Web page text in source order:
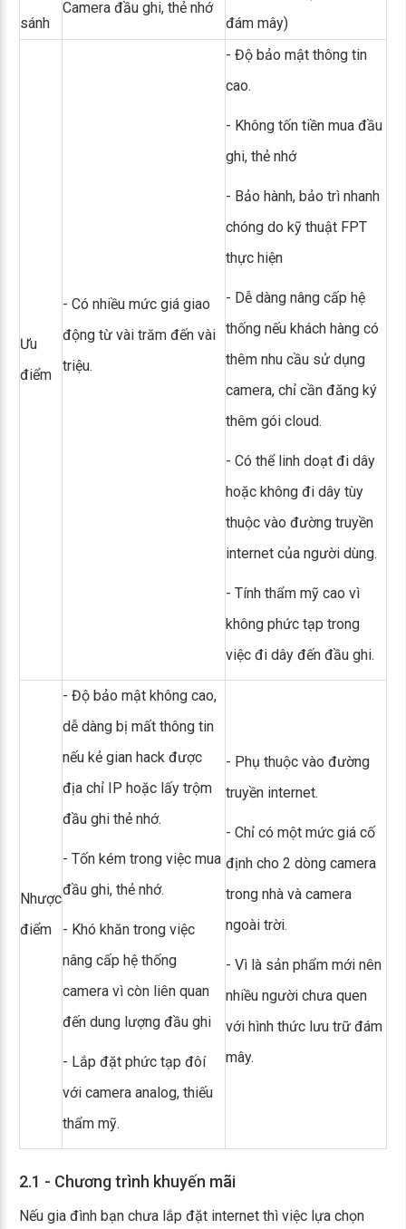
sánh
Camera đầu ghi, thẻ nhớ
đám mây)
Ưu
điểm
- Có nhiều mức giá giao
động từ vài trăm đến vài
triệu.
- Độ bảo mật thông tin
cao.
- Không tốn tiền mua đầu
ghi, thẻ nhớ
- Bảo hành, bảo trì nhanh
chóng do kỹ thuật FPT
thực hiện
- Dễ dàng nâng cấp hệ
thống nếu khách hàng có
thêm nhu cầu sử dụng
camera, chỉ cần đăng ký
thêm gói cloud.
- Có thể linh doạt đi dây
hoặc không đi dây tùy
thuộc vào đường truyền
internet của người dùng.
- Tính thẩm mỹ cao vì
không phức tạp trong
việc đi dây đến đầu ghi.
Nhược
điểm
- Độ bảo mật không cao,
dễ dàng bị mất thông tin
nếu kẻ gian hack được
địa chỉ IP hoặc lấy trộm
đầu ghi thẻ nhớ.
- Tốn kém trong việc mua
đầu ghi, thẻ nhớ.
- Khó khăn trong việc
nâng cấp hệ thống
camera vì còn liên quan
đến dung lượng đầu ghi
- Lắp đặt phức tạp đôí
với camera analog, thiếu
thẩm mỹ.
- Phụ thuộc vào đường
truyền internet.
- Chỉ có một mức giá cố
định cho 2 dòng camera
trong nhà và camera
ngoài trời.
- Vì là sản phẩm mới nên
nhiều người chưa quen
với hình thức lưu trữ đám
mây.
2.1 - Chương trình khuyến mãi
Nếu gia đình bạn chưa lắp đặt internet thì việc lựa chọn